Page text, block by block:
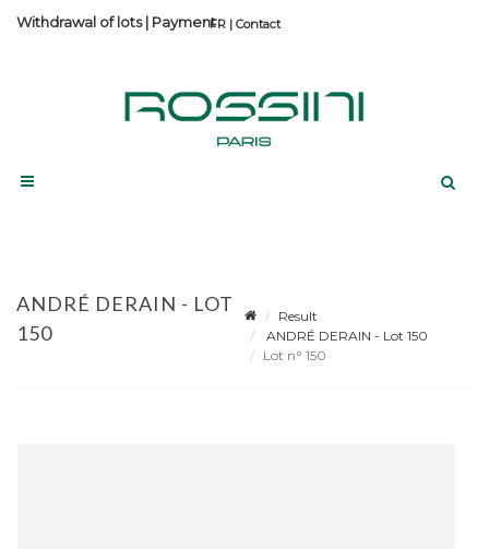
Contact
Withdrawal of lots| Payment
ANDRÉ DERAIN - LOT
150
Result
ANDRÉ DERAIN - Lot 150
Lot n° 150